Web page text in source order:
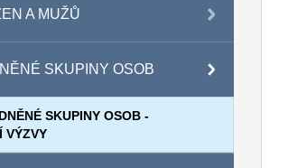
A MUŽŮ
SKUPINY OSOB
SKUPINY OSOB -
VÝZVY